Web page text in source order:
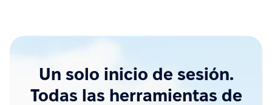
Un solo inicio de sesión.
Todas las herramientas de